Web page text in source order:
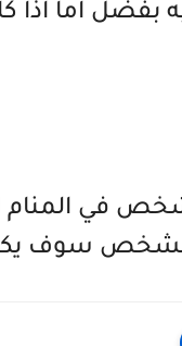
بفضل اما اذا
لشخص في
سوف يكون